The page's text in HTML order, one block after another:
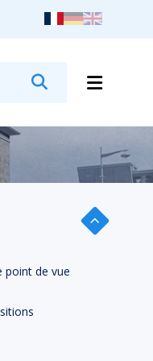
point de vue